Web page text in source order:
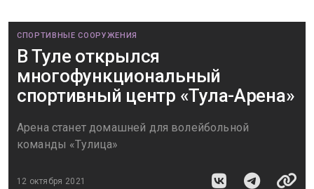
СПОРТИВНЫЕ СООРУЖЕНИЯ
В Туле открылся
многофункциональный
спортивный центр «Тула-Арена»
Арена станет домашней для волейбольной
команды «Тулица»
12 октября 2021